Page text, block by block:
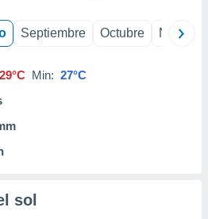
Septiembre Octubre
29°C Min: 27°C
sol